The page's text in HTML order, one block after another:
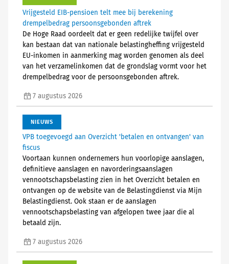
Vrijgesteld EIB-pensioen telt mee bij berekening
drempelbedrag persoonsgebonden aftrek
De Hoge Raad oordeelt dat er geen redelijke twijfel over
kan bestaan dat van nationale belastingheffing vrijgesteld
EU-inkomen in aanmerking mag worden genomen als deel
van het verzamelinkomen dat de grondslag vormt voor het
drempelbedrag voor de persoonsgebonden aftrek.
7 augustus 2026
NIEUWS
VPB toegevoegd aan Overzicht 'betalen en ontvangen' van
fiscus
Voortaan kunnen ondernemers hun voorlopige aanslagen,
definitieve aanslagen en navorderingsaanslagen
vennootschapsbelasting zien in het Overzicht betalen en
ontvangen op de website van de Belastingdienst via Mijn
Belastingdienst. Ook staan er de aanslagen
vennootschapsbelasting van afgelopen twee jaar die al
betaald zijn.
7 augustus 2026